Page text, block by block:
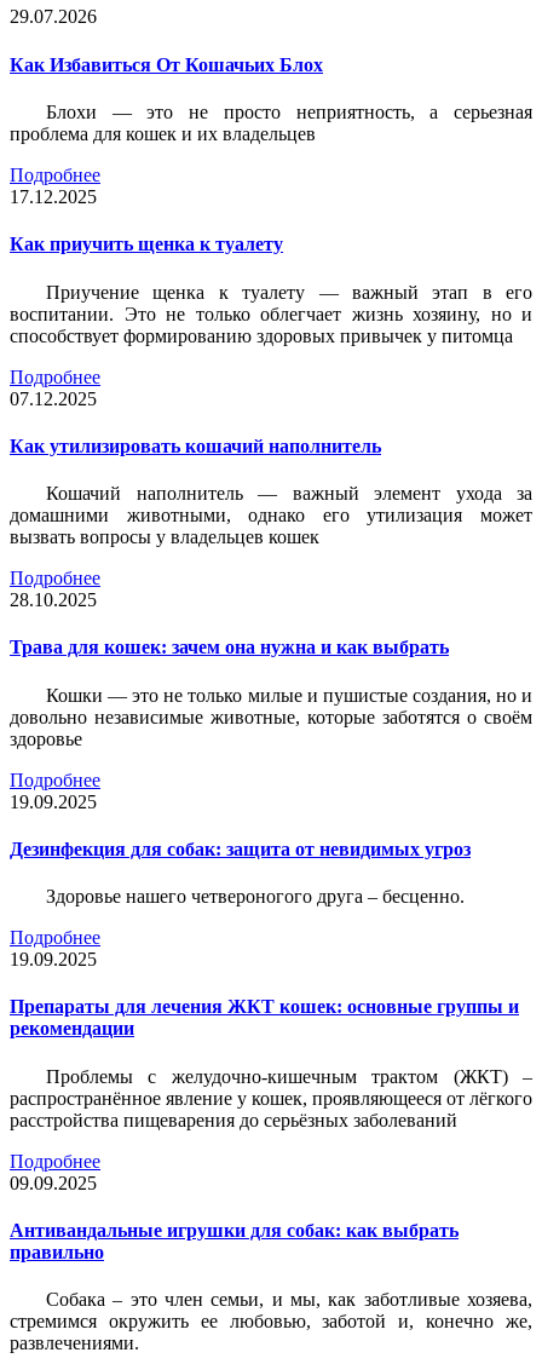
29.07.2026
Как Избавиться От Кошачьих Блох
Блохи — это не просто неприятность, а серьезная
проблема для кошек и их владельцев
Подробнее
17.12.2025
Как приучить щенка к туалету
Приучение щенка к туалету — важный этап в его
воспитании. Это не только облегчает жизнь хозяину, но и
способствует формированию здоровых привычек у питомца
Подробнее
07.12.2025
Как утилизировать кошачий наполнитель
Кошачий наполнитель — важный элемент ухода за
домашними животными, однако его утилизация может
вызвать вопросы у владельцев кошек
Подробнее
28.10.2025
Трава для кошек: зачем она нужна и как выбрать
Кошки — это не только милые и пушистые создания, но и
довольно независимые животные, которые заботятся о своём
здоровье
Подробнее
19.09.2025
Дезинфекция для собак: защита от невидимых угроз
Здоровье нашего четвероногого друга – бесценно.
Подробнее
19.09.2025
Препараты для лечения ЖКТ кошек: основные группы и
рекомендации
Проблемы с желудочно-кишечным трактом (ЖКТ) –
распространённое явление у кошек, проявляющееся от лёгкого
расстройства пищеварения до серьёзных заболеваний
Подробнее
09.09.2025
Антивандальные игрушки для собак: как выбрать
правильно
Собака – это член семьи, и мы, как заботливые хозяева,
стремимся окружить ее любовью, заботой и, конечно же,
развлечениями.